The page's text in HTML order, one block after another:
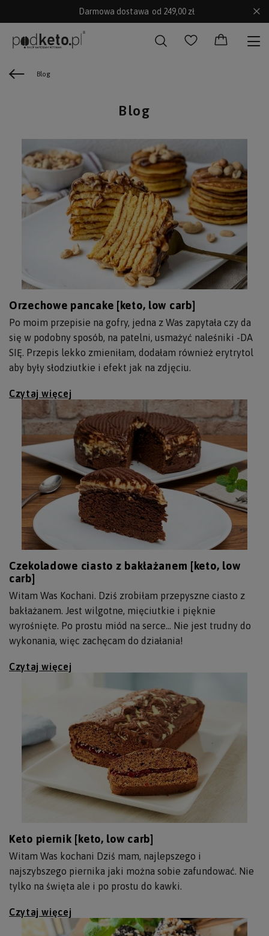
Darmowa dostawa od 249,00 zł
Blog
Blog
Orzechowe pancake [keto, low carb]
Po moim przepisie na gofry, jedna z Was zapytała czy da
się w podobny sposób, na patelni, usmażyć naleśniki -DA
SIĘ. Przepis lekko zmieniłam, dodałam również erytrytol
aby były słodziutkie i efekt jak na zdjęciu.
Czytaj więcej
Czekoladowe ciasto z bakłażanem [keto, low
carb]
Witam Was Kochani. Dziś zrobiłam przepyszne ciasto z
bakłażanem. Jest wilgotne, mięciutkie i pięknie
wyrośnięte. Po prostu miód na serce... Nie jest trudny do
wykonania, więc zachęcam do działania!
Czytaj więcej
Keto piernik [keto, low carb]
Witam Was kochani Dziś mam, najlepszego i
najszybszego piernika jaki można sobie zafundować. Nie
tylko na święta ale i po prostu do kawki.
Czytaj więcej